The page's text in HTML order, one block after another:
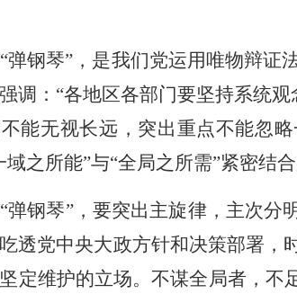
弹钢琴”，是我们党运用唯物辩
调：“各地区各部门要坚持系统
能无视长远，突出重点不能忽
域之所能”与“全局之所需”紧密结
弹钢琴”，要突出主旋律，主次分
透党中央大政方针和决策部署，
定维护的立场。不谋全局者，不